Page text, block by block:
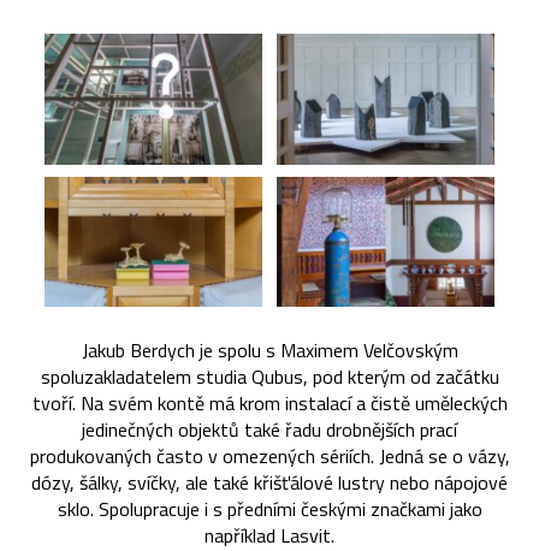
Jakub Berdych je spolu s Maximem Velčovským
spoluzakladatelem studia Qubus, pod kterým od začátku
tvoří. Na svém kontě má krom instalací a čistě uměleckých
jedinečných objektů také řadu drobnějších prací
produkovaných často v omezených sériích. Jedná se o vázy,
dózy, šálky, svíčky, ale také křišťálové lustry nebo nápojové
sklo. Spolupracuje i s předními českými značkami jako
například Lasvit.